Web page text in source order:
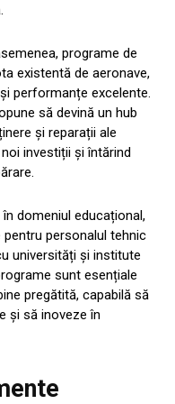
programe de
existentă de aeronave,
performanțe excelente.
să devină un hub
și reparații ale
investiții și întărind
domeniul educațional,
personalul tehnic
universități și institute
sunt esențiale
pregătită, capabilă să
și să inoveze în